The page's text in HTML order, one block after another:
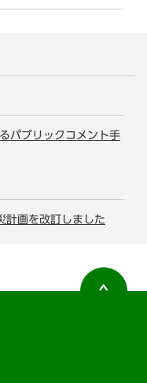
パブリックコメント手
計画を改訂しました